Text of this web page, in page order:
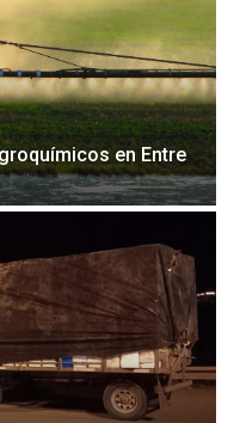
en Entre